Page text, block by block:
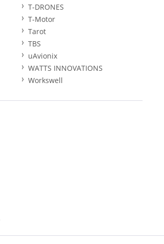
T-DRONES
T-Motor
Tarot
TBS
uAvionix
WATTS INNOVATIONS
Workswell